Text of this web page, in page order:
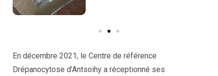
En décembre 2021, le Centre de référence
Drépanocytose d’Antsoihy a réceptionné ses